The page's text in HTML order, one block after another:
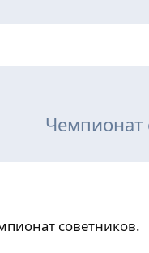
Чемпионат
советников.